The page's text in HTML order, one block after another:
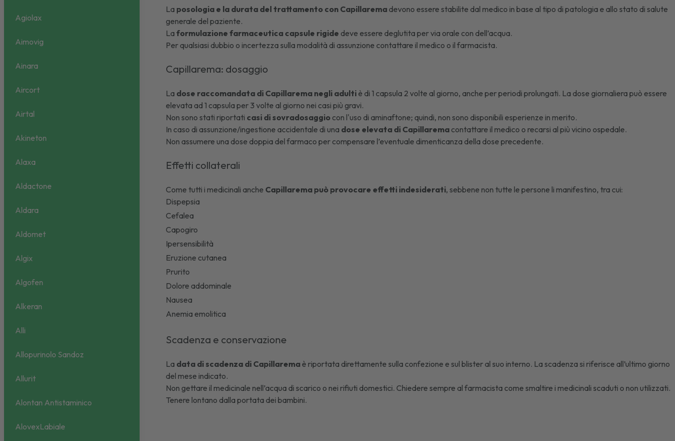
Agiolax
Aimovig
Ainara
Aircort
Airtal
Akineton
Alaxa
Aldactone
Aldara
Aldomet
Algix
Algofen
Alkeran
Alli
Allopurinolo Sandoz
Allurit
Alontan Antistaminico
AlovexLabiale
La posologia e la durata del trattamento con Capillarema devono essere stabilite dal medico in base al tipo di patologia e allo stato di salute
generale del paziente.
Laformulazione farmaceutica capsule rigide deve essere deglutita per via orale con dell’acqua.
Per qualsiasi dubbio o incertezza sulla modalità di assunzione contattare il medico o il farmacista.
Capillarema: dosaggio
La dose raccomandata di Capillarema negli adulti è di 1 capsula 2 volte al giorno, anche per periodi prolungati. La dose giornaliera può essere
elevata ad 1 capsula per 3 volte al giorno nei casi più gravi.
Non sono stati riportati casi di sovradosaggio con l'uso di aminaftone; quindi, non sono disponibili esperienze in merito.
In caso di assunzione/ingestione accidentale di una dose elevata di Capillarema contattare il medico o recarsi al più vicino ospedale.
Non assumere una dose doppia del farmaco per compensare l’eventuale dimenticanza della dose precedente.
Effetti collaterali
Come tutti i medicinali anche Capillarema può provocare effetti indesiderati, sebbene non tutte le persone li manifestino, tra cui:
Dispepsia
Cefalea
Capogiro
Ipersensibilità
Eruzione cutanea
Prurito
Dolore addominale
Nausea
Anemia emolitica
Scadenza e conservazione
La data di scadenza di Capillarema è riportata direttamente sulla confezione e sul blister al suo interno. La scadenza si riferisce all’ultimo giorno
del mese indicato.
Non gettare il medicinale nell’acqua di scarico o nei rifiuti domestici. Chiedere sempre al farmacista come smaltire i medicinali scaduti o non utilizzati.
Tenere lontano dalla portata dei bambini.